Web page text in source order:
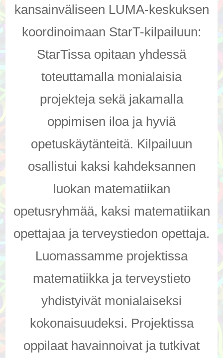
ja
kansainväliseen LUMA-keskuksen
koordinoimaan StarT-kilpailuun:
StarTissa opitaan yhdessä
toteuttamalla monialaisia
projekteja sekä jakamalla
oppimisen iloa ja hyviä
opetuskäytänteitä. Kilpailuun
osallistui kaksi kahdeksannen
luokan matematiikan
opetusryhmää, kaksi matematiikan
opettajaa ja terveystiedon opettaja.
Luomassamme projektissa
matematiikka ja terveystieto
yhdistyivät monialaiseksi
kokonaisuudeksi. Projektissa
oppilaat havainnoivat ja tutkivat